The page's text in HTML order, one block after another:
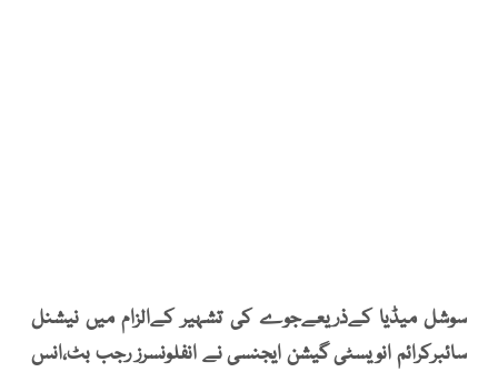
سوشل میڈیا کےذریعےجوے کی تشہیر کےالزام میں نیشنل
سائبرکرائم انویسٹی گیشن ایجنسی نے انفلونسرز رجب بٹ،انس